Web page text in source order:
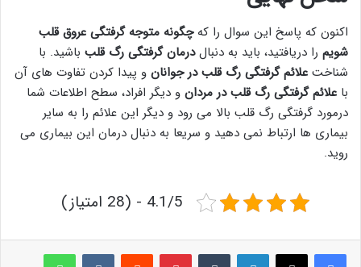
اکنون که پاسخ این سوال را کهچگونه متوجه گرفتگی عروق قلب
شویم را دریافتید، باید به دنبالدرمان گرفتگی رگ قلب باشید. با
شناخت علائم گرفتگی رگ قلب در جوانان و پیدا کردن تفاوت های آن
با علائم گرفتگی رگ قلب در مردان و دیگر افراد، سطح اطلاعات شما
درمورد گرفتگی رگ قلب بالا می رود و دیگر این علائم را به سایر
بیماری ها ارتباط نمی دهید و سریعا به دنبال درمان این بیماری می
روید.
4.1/5 - (28 امتیاز)
لینکدین ‫تامبلر پینترست‫رددیت ‫VKontakteواتس آپ